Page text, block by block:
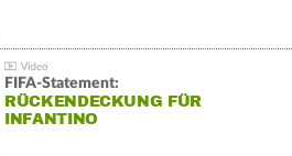
FIFA-Statement:
RÜCKENDECKUNG FÜR
INFANTINO